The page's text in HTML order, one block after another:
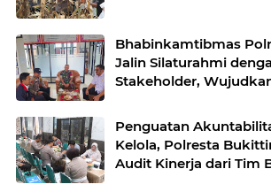
Bhabinkamtibmas
Jalin Silaturahmi
Stakeholder,
Penguatan
Kelola, Polresta
Audit Kinerja dari Tim